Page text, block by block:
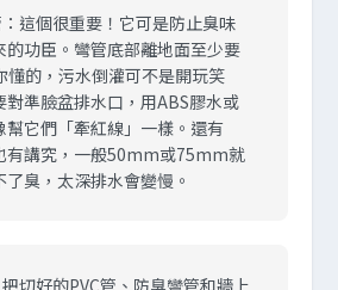
這個很重要！它可是防止臭味
的功臣。彎管底部離地面至少要
的，污水倒灌可不是開玩笑
對準臉盆排水口，用ABS膠水或
幫它們「牽紅線」一樣。還有
有講究，一般50mm或75mm就
臭，太深排水會變慢。
把切好的PVC管、防臭彎管和牆上